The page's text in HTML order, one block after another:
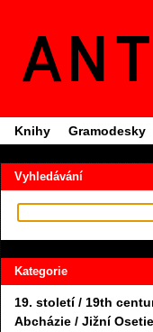
Knihy Gramodesky
Vyhledávání
Kategorie
19. století / 19th
Abcházie / Jižní Osetie